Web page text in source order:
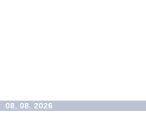
08. 08. 2026